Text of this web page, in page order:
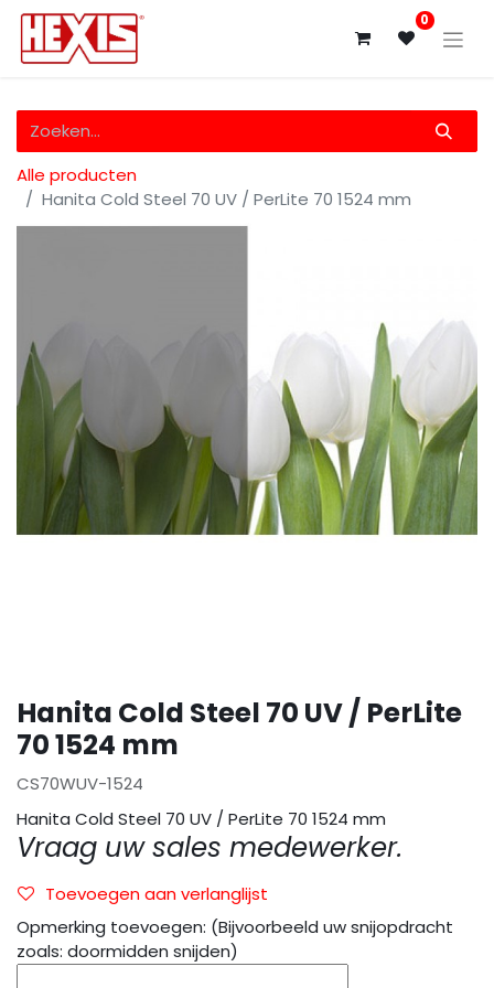
0
Alle producten
Hanita Cold Steel 70 UV / PerLite 70 1524 mm
Hanita Cold Steel 70 UV / PerLite
70 1524 mm
CS70WUV-1524
Hanita Cold Steel 70 UV / PerLite 70 1524 mm
Vraag uw sales medewerker.
Toevoegen aan verlanglijst
Opmerking toevoegen: (Bijvoorbeeld uw snijopdracht
zoals: doormidden snijden)